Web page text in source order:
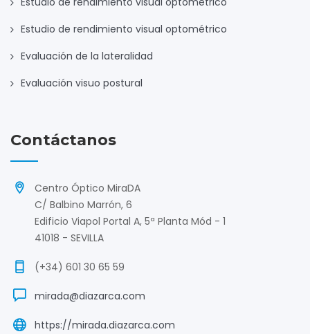
Estudio de rendimiento visual optométrico
Evaluación de la lateralidad
Evaluación visuo postural
Contáctanos
Centro Óptico MiraDA
C/ Balbino Marrón, 6
Edificio Viapol Portal A, 5ª Planta Mód - 1
41018 - SEVILLA
(+34) 601 30 65 59
mirada@diazarca.com
https://mirada.diazarca.com